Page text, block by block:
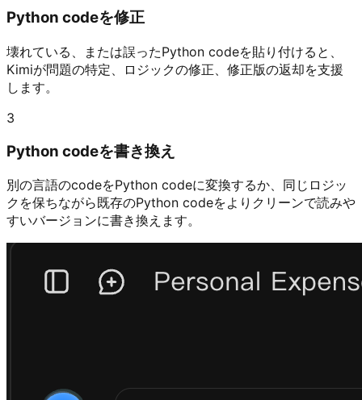
Python codeを修正
壊れている、または誤ったPython codeを貼り付けると、
Kimiが問題の特定、ロジックの修正、修正版の返却を支援
します。
3
Python codeを書き換え
別の言語のcodeをPython codeに変換するか、同じロジッ
クを保ちながら既存のPython codeをよりクリーンで読みや
すいバージョンに書き換えます。